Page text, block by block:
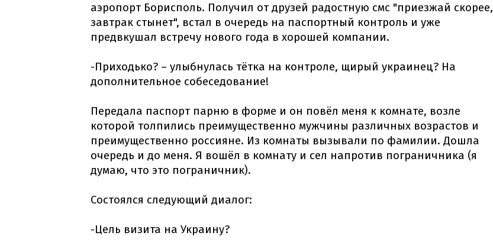
аэропорт Борисполь. Получил от друзей радостную смс "приезжай скорее,
завтрак стынет", встал в очередь на паспортный контроль и уже
предвкушал встречу нового года в хорошей компании.
-Приходько? – улыбнулась тётка на контроле, щирый украинец? На
дополнительное собеседование!
Передала паспорт парню в форме и он повёл меня к комнате, возле
которой толпились преимущественно мужчины различных возрастов и
преимущественно россияне. Из комнаты вызывали по фамилии. Дошла
очередь и до меня. Я вошёл в комнату и сел напротив пограничника (я
думаю, что это пограничник).
Состоялся следующий диалог:
-Цель визита на Украину?